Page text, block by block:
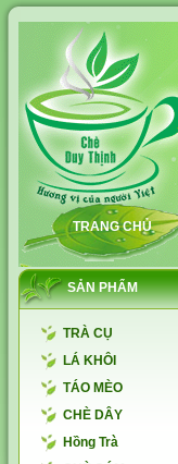
TRANG CHỦ
SẢN PHẨM
TRÀ CỤ
LÁ KHÔI
TÁO MÈO
CHÈ DÂY
Hồng Trà